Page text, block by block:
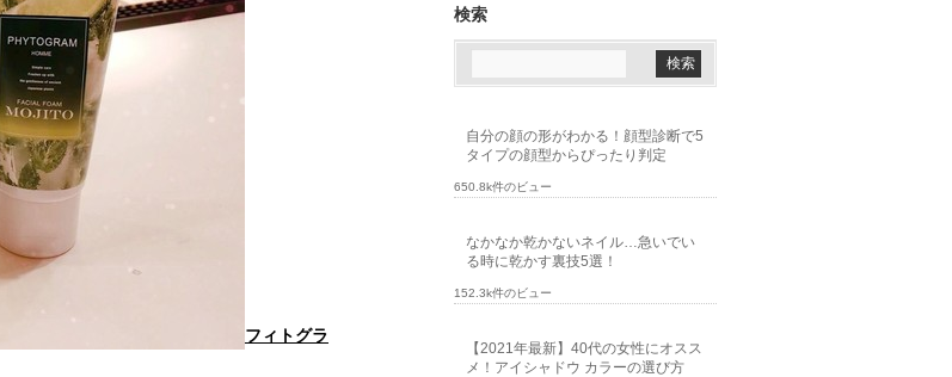
フィトグラ
検索
自分の顔の形がわかる！顔型診断で5
タイプの顔型からぴったり判定
650.8k件のビュー
なかなか乾かないネイル…急いでい
る時に乾かす裏技5選！
152.3k件のビュー
【2021年最新】40代の女性にオスス
メ！アイシャドウ カラーの選び方